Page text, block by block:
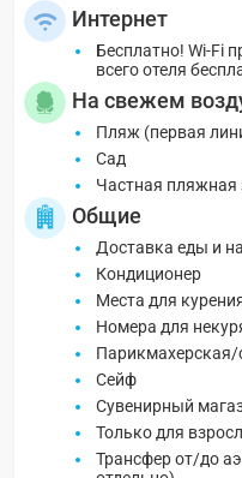
Интернет
Бесплатно! Wi-Fi
всего отеля
На свежем
Пляж (первая
Сад
Частная пляжная
Общие
Доставка еды и
Кондиционер
Места для
Номера для
Парикмахерская/
Сейф
Сувенирный
Только для
Трансфер от/до